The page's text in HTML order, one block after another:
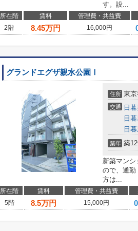
す。設...
所在階 賃料 管理費・共益費
2階
8.45万円 16,000円
グランドエグザ親水公園Ⅰ
住所 東
交通 日
日
日
築年 築
新築マン
ので、通勤
方は...
所在階 賃料 管理費・共益費
5階
8.5万円 15,000円